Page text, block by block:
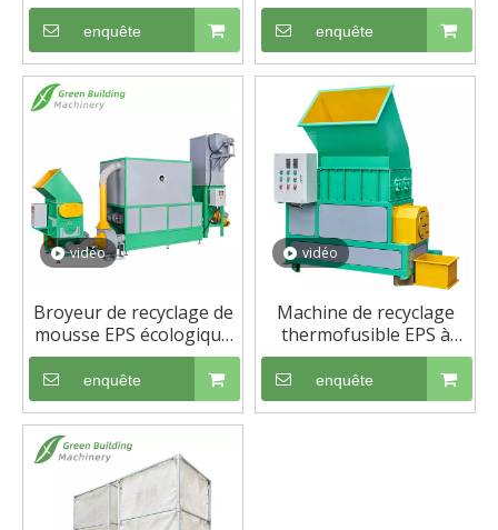
de granulateur de
réutilisation de mousse
intégrée à rendement
élevé
enquête
courroie de courroie EPS
enquête
vidéo
Broyeur de recyclage de
mousse EPS écologique
avec système de
dépoussiérage avancé
enquête
vidéo
Machine de recyclage
thermofusible EPS à
haute efficacité
enquête